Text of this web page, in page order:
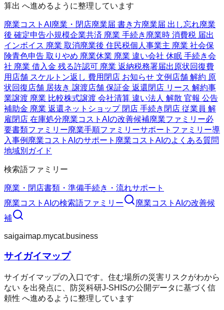
算出 へ進めるように整理しています
廃業コストAI 廃業・閉店廃業届 書き方廃業届 出し忘れ廃業
後 確定申告小規模企業共済 廃業 手続き 廃業時 消費税 届出
インボイス 廃業 取消廃業後 住民税個人事業主 廃業 社会保
険青色申告 取りやめ 廃業休業 廃業 違い会社 休眠 手続き会
社 廃業 借入金 残る許認可 廃業 返納税務署届出 原状回復費
用 店舗 スケルトン返し 費用 閉店 お知らせ 文例 店舗 解約 原
状回復店舗 居抜き 譲渡店舗 保証金 返還閉店 リース 解約事
業譲渡 廃業 比較株式譲渡 会社清算 違い法人 解散 官報 公告
補助金 廃業 返還ネットショップ 閉店 手続き 閉店 従業員 解
雇閉店 在庫処分廃業コストAIの改善候補廃業ファミリー必
要書類ファミリー廃業手順ファミリーサポートファミリー導
入事例 廃業コストAIのサポート 廃業コストAIのよくある質問
地域別ガイド
検索語ファミリー
廃業・閉店書類・準備手続き・流れサポート
廃業コストAI の検索語ファミリー 廃業コストAI の改善候
補
saigaimap.mycat.business
サイガイマップ
サイガイマップの入口です。住む場所の災害リスクがわから
ない を出発点に、防災科研J-SHISの公開データに基づく信
頼性 へ進めるように整理しています